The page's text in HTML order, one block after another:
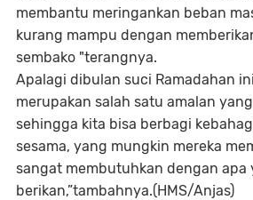
membantu meringankan beban
kurang mampu dengan
sembako "terangnya.
Apalagi dibulan suci Ramadahan
merupakan salah satu amalan
sehingga kita bisa berbagi
sesama, yang mungkin mereka
sangat membutuhkan dengan apa
berikan,”tambahnya.(HMS/Anjas)